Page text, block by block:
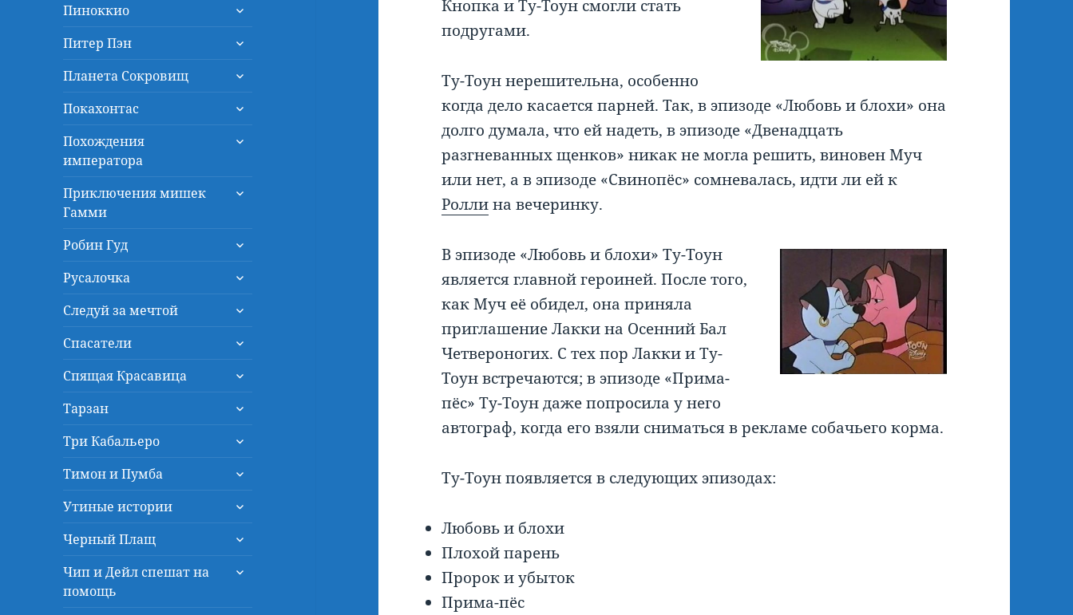
меню
Пиноккио
раскрыть
меню
Питер Пэн
раскрыть
меню
Планета Сокровищ
раскрыть
меню
Покахонтас
раскрыть
меню
Похождения
императора
раскрыть
Приключения мишек
Гамми
раскрыть
Робин Гуд
раскрыть
меню
Русалочка
раскрыть
меню
Следуй за мечтой
раскрыть
меню
Спасатели
раскрыть
меню
Спящая Красавица
раскрыть
меню
Тарзан
раскрыть
меню
Три Кабальеро
раскрыть
меню
Тимон и Пумба
раскрыть
меню
Утиные истории
раскрыть
меню
Черный Плащ
раскрыть
меню
Чип и Дейл спешат на
помощь
раскрыть
Кнопка и Ту-Тоун смогли стать
подругами.
Ту-Тоун нерешительна, особенно
когда дело касается парней. Так, в эпизоде «Любовь и блохи» она
долго думала, что ей надеть, в эпизоде «Двенадцать
разгневанных щенков» никак не могла решить, виновен Муч
или нет, а в эпизоде «Свинопёс» сомневалась, идти ли ей к
Роллина вечеринку.
В эпизоде «Любовь и блохи» Ту-Тоун
является главной героиней. После того,
как Муч её обидел, она приняла
приглашение Лакки на Осенний Бал
Четвероногих. С тех пор Лакки и Ту-
Тоун встречаются; в эпизоде «Прима-
пёс» Ту-Тоун даже попросила у него
автограф, когда его взяли сниматься в рекламе собачьего корма.
Ту-Тоун появляется в следующих эпизодах:
Любовь и блохи
Плохой парень
Пророк и убыток
Прима-пёс